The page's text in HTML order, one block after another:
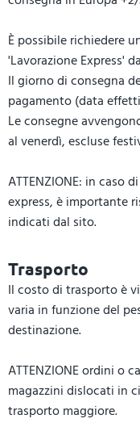
È possibile richiedere
'Lavorazione Express'
Il giorno di consegna
pagamento (data
Le consegne
al venerdì, escluse
ATTENZIONE: in caso
express, è importante
indicati dal sito.
Trasporto
Il costo di trasporto è
varia in funzione del
destinazione.
ATTENZIONE ordini o
magazzini dislocati in
trasporto maggiore.